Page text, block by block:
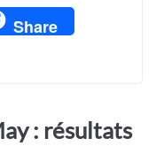
Share
: résultats